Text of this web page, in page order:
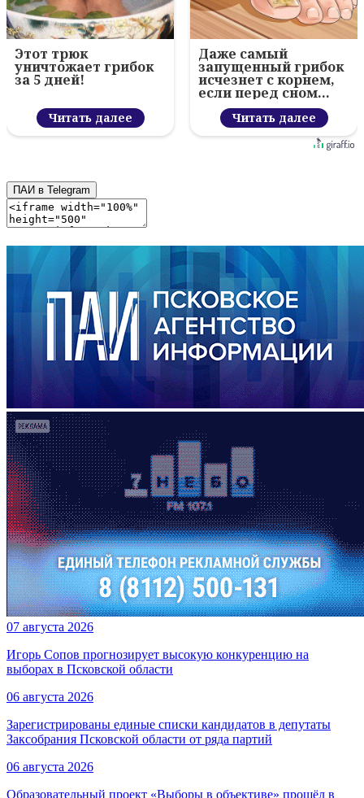
Этот трюк
уничтожает грибок
за 5 дней!
Читать далее
Даже самый
запущенный грибок
исчезнет с корнем,
если перед сном…
Читать далее
ПАИ в Telegram
07 августа 2026
Игорь Сопов прогнозирует высокую конкуренцию на
выборах в Псковской области
06 августа 2026
Зарегистрированы единые списки кандидатов в депутаты
Заксобрания Псковской области от ряда партий
06 августа 2026
Образовательный проект «Выборы в объективе» прошёл в